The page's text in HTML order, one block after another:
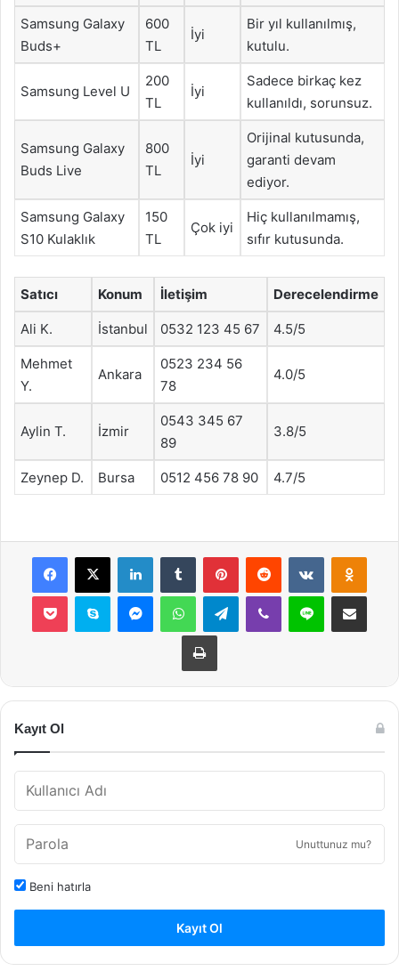
Samsung Galaxy
Buds+
600
TL
İyi
Bir yıl kullanılmış,
kutulu.
Samsung Level U
200
TL
İyi
Sadece birkaç kez
kullanıldı, sorunsuz.
Samsung Galaxy
Buds Live
800
TL
İyi
Orijinal kutusunda,
garanti devam
ediyor.
Samsung Galaxy
S10 Kulaklık
150
TL
Çok iyi
Hiç kullanılmamış,
sıfır kutusunda.
Satıcı Konum İletişim Derecelendirme
Ali K. İstanbul 0532 123 45 67 4.5/5
Mehmet
Y.
Ankara
0523 234 56
78
4.0/5
Aylin T. İzmir
0543 345 67
89
3.8/5
Zeynep D. Bursa 0512 456 78 90 4.7/5
Facebook
X LinkedInTumblr PinterestReddit VKontakte
Pocket Skype MessengerWhatsAppTelegramViber Line E-Posta ile
Yazdır
Kayıt Ol
Unuttunuz mu?
Beni hatırla
Kayıt Ol